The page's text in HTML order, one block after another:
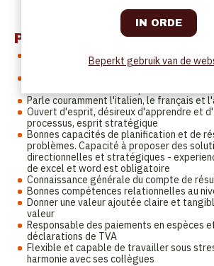
Profiel
Être le point de contact avec les clients,
gestion et toutes les interfaces
Parle couramment l'italien, le français et
Ouvert d'esprit, désireux d'apprendre et
processus, esprit stratégique
Bonnes capacités de planification et de
problèmes. Capacité à proposer des
directionnelles et stratégiques -
de excel et word est obligatoire
Connaissance générale du compte de
Bonnes compétences relationnelles au
Donner une valeur ajoutée claire et
valeur
Responsable des paiements en espèces
déclarations de TVA
Flexible et capable de travailler sous
harmonie avec ses collègues
Beperkt gebruik van de